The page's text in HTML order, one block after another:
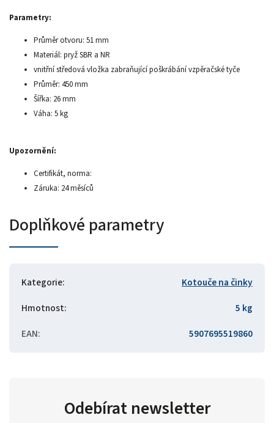
Parametry:
Průměr otvoru: 51 mm
Materiál: pryž SBR a NR
vnitřní středová vložka zabraňující poškrábání vzpěračské tyče
Průměr: 450 mm
Šířka: 26 mm
Váha: 5 kg
Upozornění:
Certifikát, norma:
Záruka: 24 měsíců
Doplňkové parametry
Kategorie:
Kotouče na činky
Hmotnost:
5 kg
EAN: 5907695519860
Odebírat newsletter